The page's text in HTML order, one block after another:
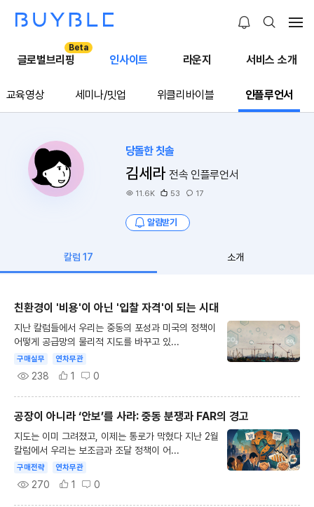
글로벌브리핑
Beta
인사이트 라운지 서비스 소개
교육영상 세미나/밋업 위클리바이블 인플루언서
당돌한 칫솔
김세라 전속 인플루언서
11.6K 53 17
알림받기
칼럼 17 소개
친환경이 '비용'이 아닌 '입찰 자격'이 되는 시대
지난 칼럼들에서 우리는 중동의 포성과 미국의 정책이
어떻게 공급망의 물리적 지도를 바꾸고 있...
구매실무 연차무관
238 1 0
공장이 아니라 ‘안보’를 사라: 중동 분쟁과 FAR의 경고
지도는 이미 그려졌고, 이제는 통로가 막혔다 지난 2월
칼럼에서 우리는 보조금과 조달 정책이 어...
구매전략 연차무관
270 1 0